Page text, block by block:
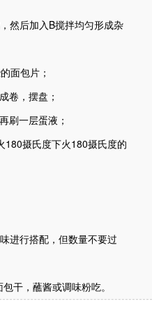
然后加入B搅拌均匀形成杂
面包片；
卷，摆盘；
刷一层蛋液；
180摄氏度下火180摄氏度的
进行搭配，但数量不要过
干，蘸酱或调味粉吃。